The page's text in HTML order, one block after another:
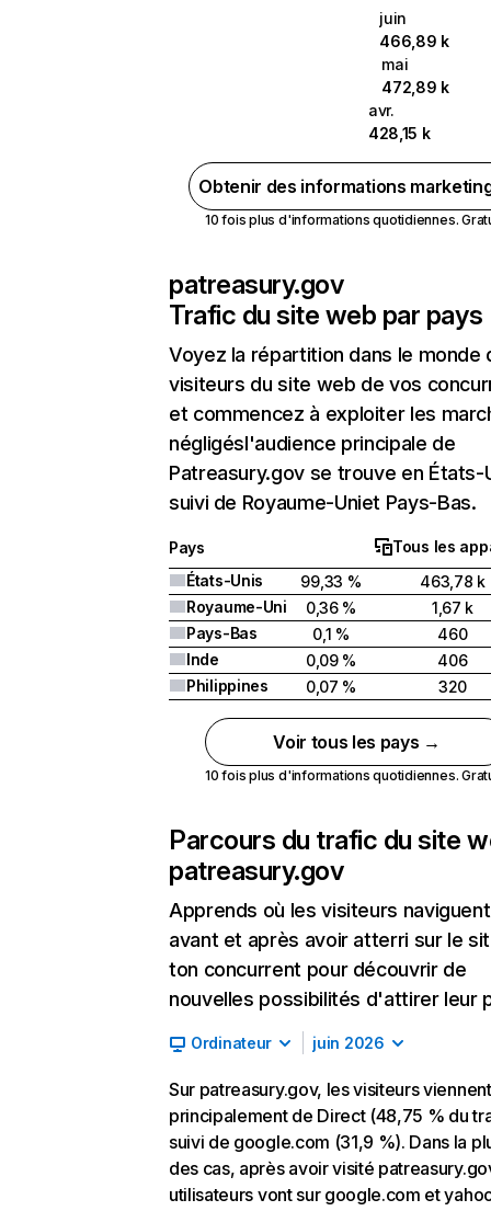
juin
466,89 k
mai
472,89 k
avr.
428,15 k
Obtenir des informations
10 fois plus d'informations quotidiennes.
patreasury.gov
Trafic du site web par pays
Voyez la répartition dans le monde
visiteurs du site web de vos
et commencez à exploiter les
négligésl'audience principale de
Patreasury.gov se trouve en États-
suivi de Royaume-Uniet Pays-Bas.
Pays
Tous les
États-Unis
99,33 %
463,78 k
Royaume-Uni
0,36 %
1,67 k
Pays-Bas
0,1 %
460
Inde
0,09 %
406
Philippines
0,07 % 320
Voir tous les pays →
10 fois plus d'informations quotidiennes.
Parcours du trafic du site
patreasury.gov
Apprends où les visiteurs naviguent
avant et après avoir atterri sur le
ton concurrent pour découvrir de
nouvelles possibilités d'attirer leur
Ordinateur juin 2026
Sur patreasury.gov, les visiteurs viennent
principalement de Direct (48,75 % du
suivi de google.com (31,9 %). Dans la
des cas, après avoir visité
utilisateurs vont sur google.com et